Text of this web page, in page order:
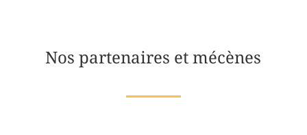
Nos partenaires et mécènes